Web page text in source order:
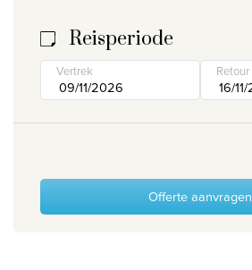
Nuttige links
Vacatures
Reisperiode
Vertrek Retour
Offerte aanvragen